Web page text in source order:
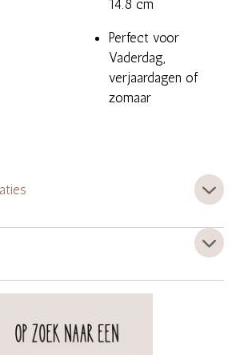
14.8 cm
Perfect voor
Vaderdag,
verjaardagen of
zomaar